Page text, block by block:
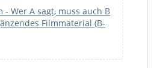
- Wer A sagt, muss auch B
Filmmaterial (B-